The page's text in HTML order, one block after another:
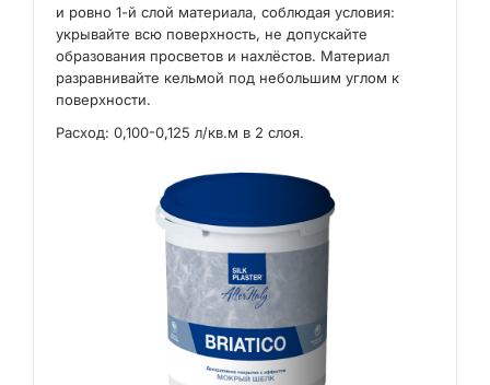
и ровно 1-й слой материала, соблюдая условия:
укрывайте всю поверхность, не допускайте
образования просветов и нахлёстов. Материал
разравнивайте кельмой под небольшим углом к
поверхности.
Расход: 0,100-0,125 л/кв.м в 2 слоя.